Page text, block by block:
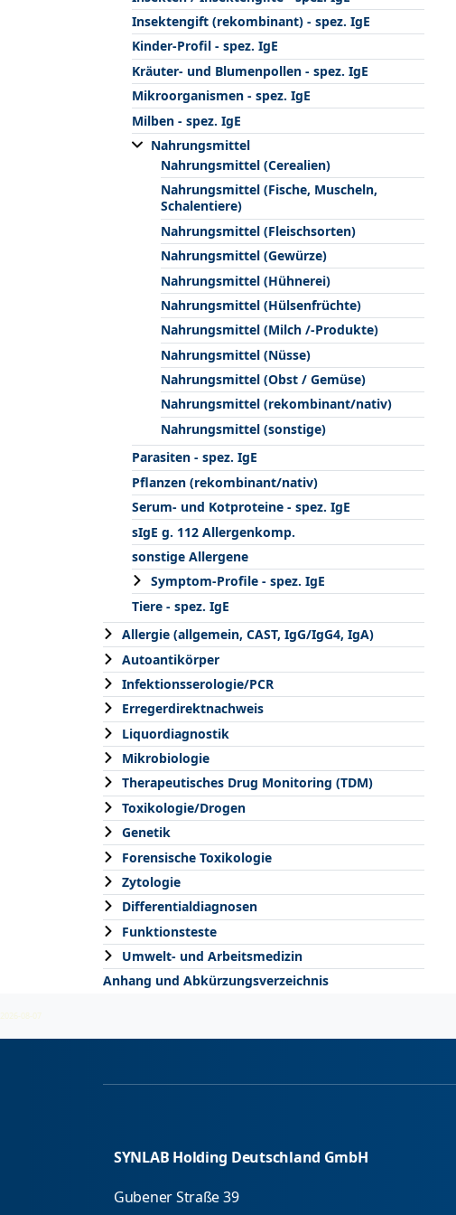
Insektengift (rekombinant) - spez. IgE
Kinder-Profil - spez. IgE
Kräuter- und Blumenpollen - spez. IgE
Mikroorganismen - spez. IgE
Milben - spez. IgE
Nahrungsmittel
Nahrungsmittel (Cerealien)
Nahrungsmittel (Fische, Muscheln,
Schalentiere)
Nahrungsmittel (Fleischsorten)
Nahrungsmittel (Gewürze)
Nahrungsmittel (Hühnerei)
Nahrungsmittel (Hülsenfrüchte)
Nahrungsmittel (Milch /-Produkte)
Nahrungsmittel (Nüsse)
Nahrungsmittel (Obst / Gemüse)
Nahrungsmittel (rekombinant/nativ)
Nahrungsmittel (sonstige)
Parasiten - spez. IgE
Pflanzen (rekombinant/nativ)
Serum- und Kotproteine - spez. IgE
sIgE g. 112 Allergenkomp.
sonstige Allergene
Symptom-Profile - spez. IgE
Tiere - spez. IgE
Allergie (allgemein, CAST, IgG/IgG4, IgA)
Autoantikörper
Infektionsserologie/PCR
Erregerdirektnachweis
Liquordiagnostik
Mikrobiologie
Therapeutisches Drug Monitoring (TDM)
Toxikologie/Drogen
Genetik
Forensische Toxikologie
Zytologie
Differentialdiagnosen
Funktionsteste
Umwelt- und Arbeitsmedizin
Anhang und Abkürzungsverzeichnis
2026-08-07
SYNLAB Holding Deutschland GmbH
Gubener Straße 39